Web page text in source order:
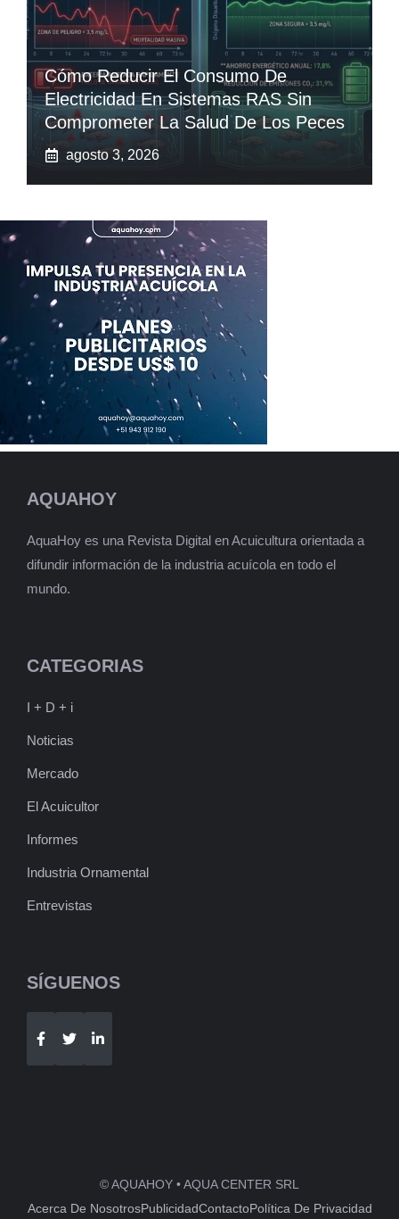
Cómo Reducir El Consumo De
Electricidad En Sistemas RAS Sin
Comprometer La Salud De Los Peces
agosto 3, 2026
AQUAHOY
AquaHoy es una Revista Digital en Acuicultura orientada a
difundir información de la industria acuícola en todo el
mundo.
CATEGORIAS
I + D + i
Noticias
Mercado
El Acuicultor
Informes
Industria Ornamental
Entrevistas
SÍGUENOS
© AQUAHOY • AQUA CENTER SRL
Acerca De NosotrosPublicidadContactoPolítica De Privacidad